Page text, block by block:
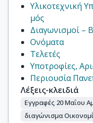
Υλικοτεχνική
μός
Διαγωνισμοί –
Ονόματα
Τελετές
Υποτροφίες,
Περιουσία
Λέξεις-κλειδιά
Εγγραφές 20 Μαΐου
διαγώνισμα